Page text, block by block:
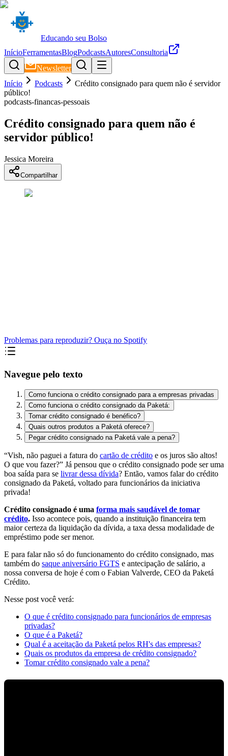
Educando seu Bolso
InícioFerramentasBlogPodcastsAutoresConsultoria
Newsletter
Início
Podcasts
Crédito consignado para quem não é servidor
público!
podcasts-financas-pessoais
Crédito consignado para quem não é
servidor público!
Jessica Moreira
Compartilhar
Problemas para reproduzir? Ouça no Spotify
Navegue pelo texto
Como funciona o crédito consignado para a empresas privadas
Como funciona o crédito consignado da Paketá:
Tomar crédito consignado é benéfico?
Quais outros produtos a Paketá oferece?
Pegar crédito consignado na Paketá vale a pena?
“Vish, não paguei a fatura do cartão de crédito e os juros são altos!
O que vou fazer?” Já pensou que o crédito consignado pode ser uma
boa saída para se livrar dessa dívida? Então, vamos falar do crédito
consignado da Paketá, voltado para funcionários da iniciativa
privada!
Crédito consignado é uma forma mais saudável de tomar
crédito. Isso acontece pois, quando a instituição financeira tem
maior certeza da liquidação da dívida, a taxa dessa modalidade de
empréstimo pode ser menor.
E para falar não só do funcionamento do crédito consignado, mas
também do saque aniversário FGTS e antecipação de salário, a
nossa conversa de hoje é com o Fabian Valverde, CEO da Paketá
Crédito.
Nesse post você verá:
O que é crédito consignado para funcionários de empresas
privadas?
O que é a Paketá?
Qual é a aceitação da Paketá pelos RH's das empresas?
Quais os produtos da empresa de crédito consignado?
Tomar crédito consignado vale a pena?